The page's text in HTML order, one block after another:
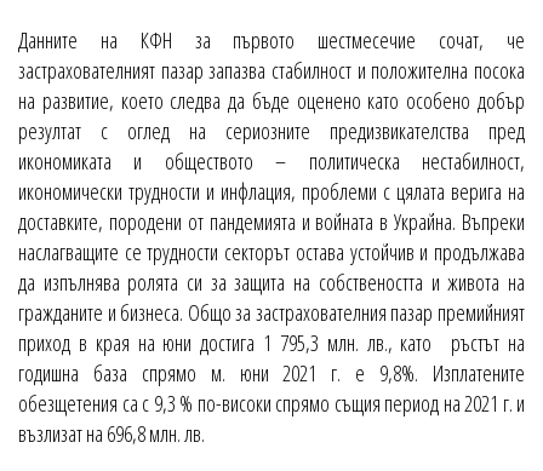
Данните на КФН за първото шестмесечие сочат, че
застрахователният пазар запазва стабилност и положителна посока
на развитие, което следва да бъде оценено като особено добър
резултат с оглед на сериозните предизвикателства пред
икономиката и обществото – политическа нестабилност,
икономически трудности и инфлация, проблеми с цялата верига на
доставките, породени от пандемията и войната в Украйна. Въпреки
наслагващите се трудности секторът остава устойчив и продължава
да изпълнява ролята си за защита на собствеността и живота на
гражданите и бизнеса. Общо за застрахователния пазар премийният
приход в края на юни достига 1 795,3 млн. лв., като ръстът на
годишна база спрямо м. юни 2021 г. е 9,8%. Изплатените
обезщетения са с 9,3 % по-високи спрямо същия период на 2021 г. и
възлизат на 696,8 млн. лв.